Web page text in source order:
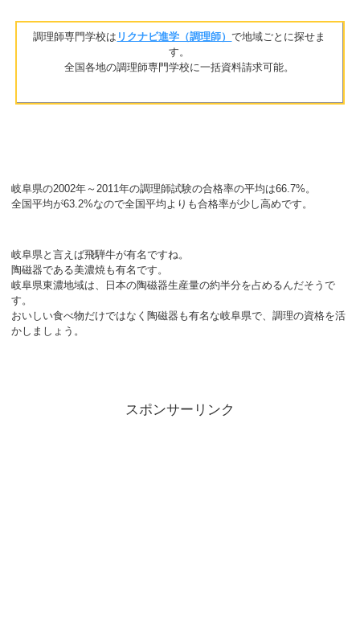
調理師専門学校は リクナビ進学（調理師）で地域ごとに探せま
す。
全国各地の調理師専門学校に一括資料請求可能。
岐阜県の2002年～2011年の調理師試験の合格率の平均は66.7%。
全国平均が63.2%なので全国平均よりも合格率が少し高めです。
岐阜県と言えば飛騨牛が有名ですね。
陶磁器である美濃焼も有名です。
岐阜県東濃地域は、日本の陶磁器生産量の約半分を占めるんだそうで
す。
おいしい食べ物だけではなく陶磁器も有名な岐阜県で、調理の資格を活
かしましょう。
スポンサーリンク